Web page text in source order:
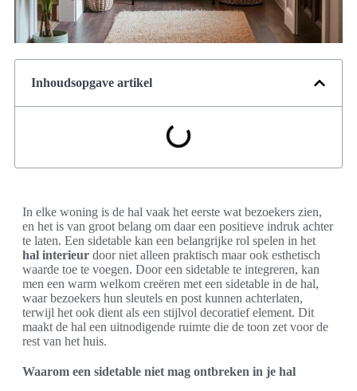
Inhoudsopgave artikel
In elke woning is de hal vaak het eerste wat bezoekers zien,
en het is van groot belang om daar een positieve indruk achter
te laten. Een sidetable kan een belangrijke rol spelen in het
hal interieur door niet alleen praktisch maar ook esthetisch
waarde toe te voegen. Door een sidetable te integreren, kan
men een warm welkom creëren met een sidetable in de hal,
waar bezoekers hun sleutels en post kunnen achterlaten,
terwijl het ook dient als een stijlvol decoratief element. Dit
maakt de hal een uitnodigende ruimte die de toon zet voor de
rest van het huis.
Waarom een sidetable niet mag ontbreken in je hal